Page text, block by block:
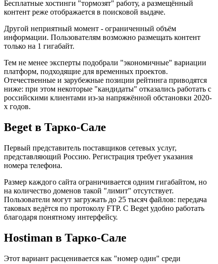
Бесплатные хостинги "тормозят" работу, а размещённый
контент реже отображается в поисковой выдаче.
Другой неприятный момент - ограниченный объём
информации. Пользователям возможно размещать контент
только на 1 гигабайт.
Тем не менее эксперты подобрали "экономичные" вариации
платформ, подходящие для временных проектов.
Отечественные и зарубежные позиции рейтинга приводятся
ниже: при этом некоторые "кандидаты" отказались работать с
российскими клиентами из-за напряжённой обстановки 2020-
х годов.
Beget в Тарко-Сале
Первый представитель поставщиков сетевых услуг,
представляющий Россию. Регистрация требует указания
номера телефона.
Размер каждого сайта ограничивается одним гигабайтом, но
на количество доменов такой "лимит" отсутствует.
Пользователи могут загружать до 25 тысяч файлов: передача
таковых ведётся по протоколу FTP. С Beget удобно работать
благодаря понятному интерфейсу.
Hostiman в Тарко-Сале
Этот вариант расценивается как "номер один" среди